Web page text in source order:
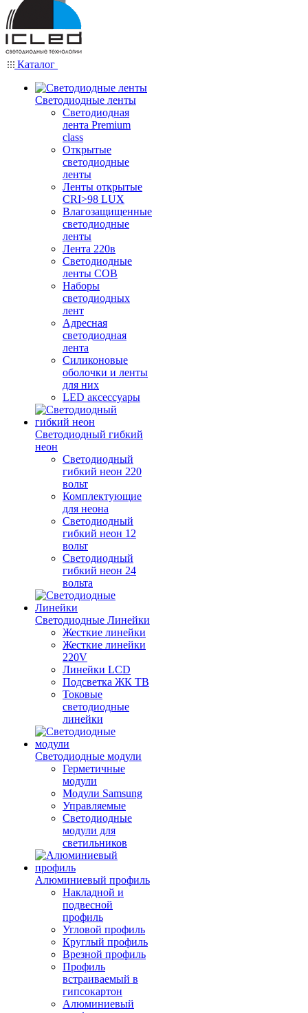
Каталог
Светодиодные ленты
Светодиодная
лента Premium
class
Открытые
светодиодные
ленты
Ленты открытые
CRI>98 LUX
Влагозащищенные
светодиодные
ленты
Лента 220в
Светодиодные
ленты COB
Наборы
светодиодных
лент
Адресная
светодиодная
лента
Силиконовые
оболочки и ленты
для них
LED аксессуары
Светодиодный гибкий
неон
Светодиодный
гибкий неон 220
вольт
Комплектующие
для неона
Светодиодный
гибкий неон 12
вольт
Светодиодный
гибкий неон 24
вольта
Светодиодные Линейки
Жесткие линейки
Жесткие линейки
220V
Линейки LCD
Подсветка ЖК ТВ
Токовые
светодиодные
линейки
Светодиодные модули
Герметичные
модули
Модули Samsung
Управляемые
Светодиодные
модули для
светильников
Алюминиевый профиль
Накладной и
подвесной
профиль
Угловой профиль
Круглый профиль
Врезной профиль
Профиль
встраиваемый в
гипсокартон
Алюминиевый